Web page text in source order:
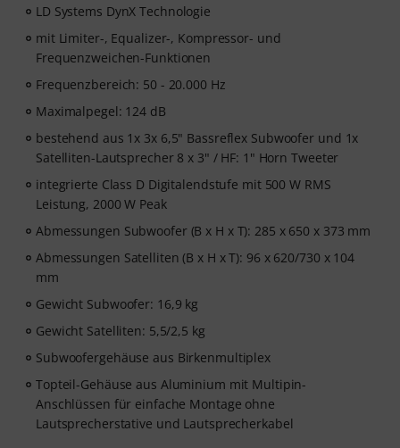
LD Systems DynX Technologie
mit Limiter-, Equalizer-, Kompressor- und
Frequenzweichen-Funktionen
Frequenzbereich: 50 - 20.000 Hz
Maximalpegel: 124 dB
bestehend aus 1x 3x 6,5" Bassreflex Subwoofer und 1x
Satelliten-Lautsprecher 8 x 3" / HF: 1" Horn Tweeter
integrierte Class D Digitalendstufe mit 500 W RMS
Leistung, 2000 W Peak
Abmessungen Subwoofer (B x H x T): 285 x 650 x 373 mm
Abmessungen Satelliten (B x H x T): 96 x 620/730 x 104
mm
Gewicht Subwoofer: 16,9 kg
Gewicht Satelliten: 5,5/2,5 kg
Subwoofergehäuse aus Birkenmultiplex
Topteil-Gehäuse aus Aluminium mit Multipin-
Anschlüssen für einfache Montage ohne
Lautsprecherstative und Lautsprecherkabel